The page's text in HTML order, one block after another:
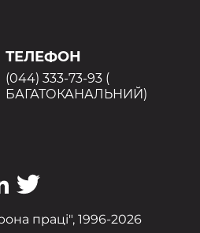
ТЕЛЕФОН
(044) 333-73-93 (
БАГАТОКАНАЛЬНИЙ)
праці", 1996-2026